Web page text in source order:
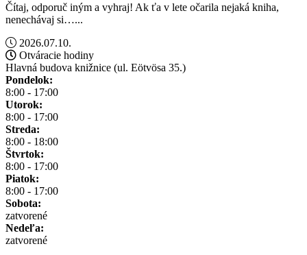
Čítaj, odporuč iným a vyhraj! Ak ťa v lete očarila nejaká kniha,
nenechávaj si…...
2026.07.10.
Otváracie hodiny
Hlavná budova knižnice (ul. Eötvösa 35.)
Pondelok:
8:00 - 17:00
Utorok:
8:00 - 17:00
Streda:
8:00 - 18:00
Štvrtok:
8:00 - 17:00
Piatok:
8:00 - 17:00
Sobota:
zatvorené
Nedeľa:
zatvorené